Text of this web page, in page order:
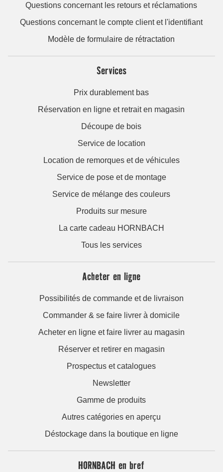
Questions concernant les retours et réclamations
Questions concernant le compte client et l'identifiant
Modèle de formulaire de rétractation
Services
Prix durablement bas
Réservation en ligne et retrait en magasin
Découpe de bois
Service de location
Location de remorques et de véhicules
Service de pose et de montage
Service de mélange des couleurs
Produits sur mesure
La carte cadeau HORNBACH
Tous les services
Acheter en ligne
Possibilités de commande et de livraison
Commander & se faire livrer à domicile
Acheter en ligne et faire livrer au magasin
Réserver et retirer en magasin
Prospectus et catalogues
Newsletter
Gamme de produits
Autres catégories en aperçu
Déstockage dans la boutique en ligne
HORNBACH en bref